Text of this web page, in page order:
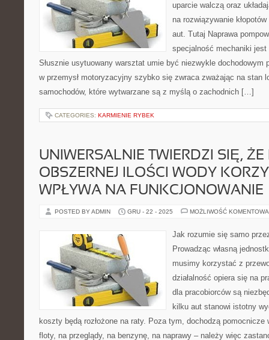
uparcie walczą oraz
na rozwiązywanie
aut. Tutaj Naprawa
specjalność mechaniki jest
Słusznie usytuowany warsztat umie być niezwykle dochodowym
w przemysł motoryzacyjny szybko się zwraca zważając na stan
samochodów, które wytwarzane są z myślą o zachodnich […]
CATEGORIES: KARMIENIE RYBEK
UNIWERSALNIE TWIERDZI SIĘ, ŻE
OBSZERNEJ ILOŚCI WODY
WPŁYWA NA FUNKCJONOWANIE
POSTED BY ADMIN GRU - 22 - 2025 MOŻLIWOŚĆ
Jak rozumie się samo
Prowadząc własną
musimy korzystać z
działalność opiera się na
dla pracobiorców są
kilku aut stanowi istotny
koszty będą rozłożone na raty. Poza tym, dochodzą pomocnicze
floty, na przeglądy, na benzynę, na naprawy – należy więc